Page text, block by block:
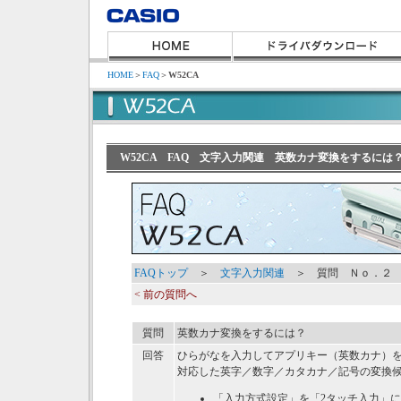
HOME＞FAQ＞W52CA
W52CA FAQ 文字入力関連 英数カナ変換をするには
FAQトップ＞ 文字入力関連 ＞ 質問 Ｎｏ．２
< 前の質問へ
質問
英数カナ変換をするには？
回答
ひらがなを入力してアプリキー（英数カナ）
対応した英字／数字／カタカナ／記号の変換
「入力方式設定」を「2タッチ入力」